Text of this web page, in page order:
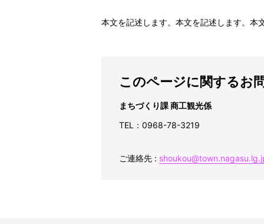
本文を記述します。本文を記述します。本
このページに関するお
まちづくり課 商工観光係
TEL：0968-78-3219
ご連絡先 :